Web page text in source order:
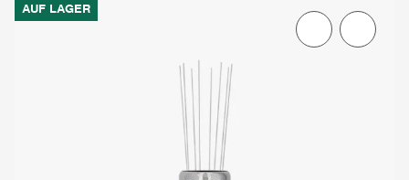
AUF LAGER